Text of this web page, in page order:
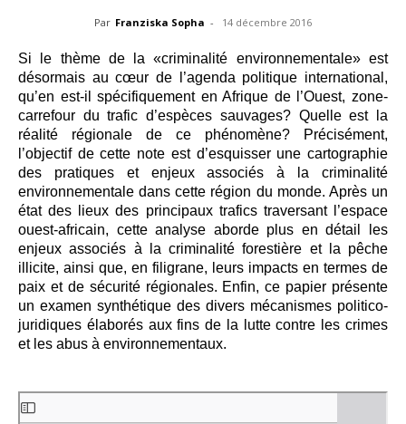
Par Franziska Sopha - 14 décembre 2016
Si le thème de la «criminalité environnementale» est
désormais au cœur de l’agenda politique international,
qu’en est-il spécifiquement en Afrique de l’Ouest, zone-
carrefour du trafic d’espèces sauvages? Quelle est la
réalité régionale de ce phénomène? Précisément,
l’objectif de cette note est d’esquisser une cartographie
des pratiques et enjeux associés à la criminalité
environnementale dans cette région du monde. Après un
état des lieux des principaux trafics traversant l’espace
ouest-africain, cette analyse aborde plus en détail les
enjeux associés à la criminalité forestière et la pêche
illicite, ainsi que, en filigrane, leurs impacts en termes de
paix et de sécurité régionales. Enfin, ce papier présente
un examen synthétique des divers mécanismes politico-
juridiques élaborés aux fins de la lutte contre les crimes
et les abus à environnementaux.
Aller
au